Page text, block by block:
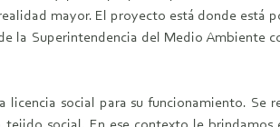
mayor. El proyecto está donde está
Superintendencia del Medio Ambiente
social para su funcionamiento. Se